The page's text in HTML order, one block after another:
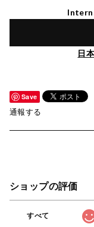
日
Save
通報する
ショップの評価
すべて